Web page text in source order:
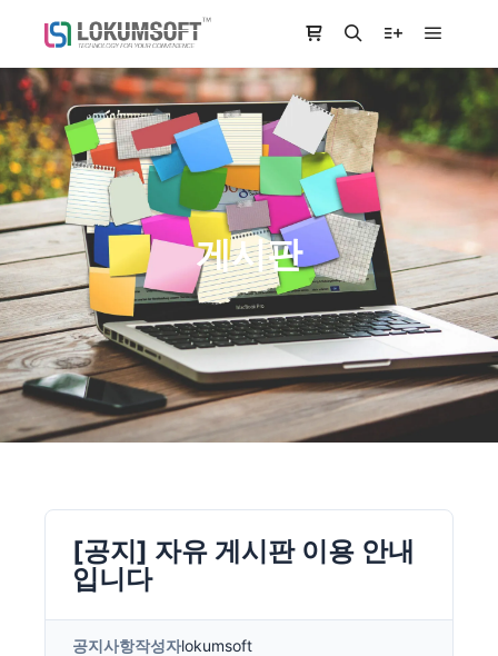
게시판
[공지] 자유 게시판 이용 안내
입니다
공지사항작성자lokumsoft